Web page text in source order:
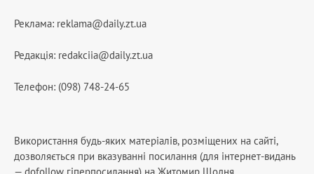
Реклама: reklama@daily.zt.ua
Редакція: redakciia@daily.zt.ua
Телефон: (098) 748-24-65
Використання будь-яких матеріалів, розміщених на сайті,
дозволяється при вказуванні посилання (для інтернет-видань